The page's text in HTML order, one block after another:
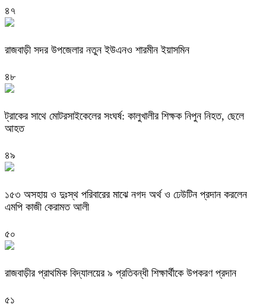
৪৭
রাজবাড়ী সদর উপজেলার নতুন ইউএনও শারমীন ইয়াসমিন
৪৮
ট্রাকের সাথে মোটরসাইকেলের সংঘর্ষ: কালুখালীর শিক্ষক নিপুন নিহত, ছেলে
আহত
৪৯
১৫৩ অসহায় ও দুঃস্থ পরিবারের মাঝে নগদ অর্থ ও ঢেউটিন প্রদান করলেন
এমপি কাজী কেরামত আলী
৫০
রাজবাড়ী‌র প্রাথমিক বিদ্যালয়ের ৯ প্রতিবন্ধী শিক্ষার্থীকে উপকরণ প্রদান
৫১